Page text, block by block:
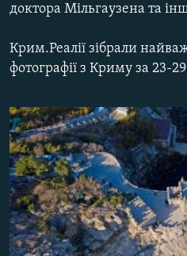
ДЕПОРТАЦІЯ
ВІДЕОУРОКИ «ELIFBE»
СВІДЧЕННЯ ОКУПАЦІЇ
ІНФОГРАФІКА
ЯК ОБІЙТИ БЛОКУВАННЯ
Русский
ДОЛУЧАЙСЯ!
Усі сайти RFE/RL
доктора Мільгаузена та
Крим.Реалії зібрали
фотографії з Криму за 23-